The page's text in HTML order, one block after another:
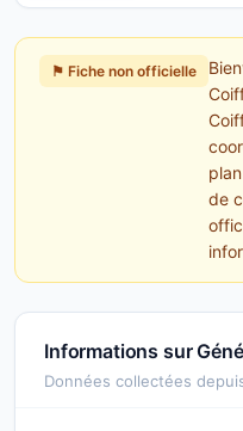
⚑ Fiche non officielle
de
Informations sur
Données collectées